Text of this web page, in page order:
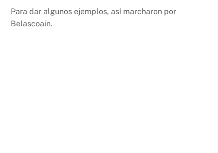
Para dar algunos ejemplos, así marcharon por
Belascoain.